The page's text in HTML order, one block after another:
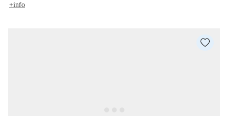
+info